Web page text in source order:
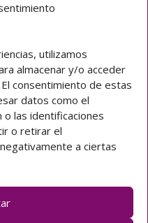
utilizamos
almacenar y/o acceder
consentimiento de estas
datos como el
las identificaciones
o retirar el
a ciertas
Segovia (ESPAÑA)
00